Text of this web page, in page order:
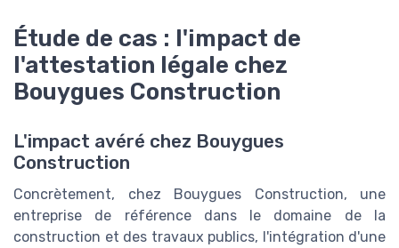
Étude de cas : l'impact de
l'attestation légale chez
Bouygues Construction
L'impact avéré chez Bouygues
Construction
Concrètement, chez Bouygues Construction, une
entreprise de référence dans le domaine de la
construction et des travaux publics, l'intégration d'une